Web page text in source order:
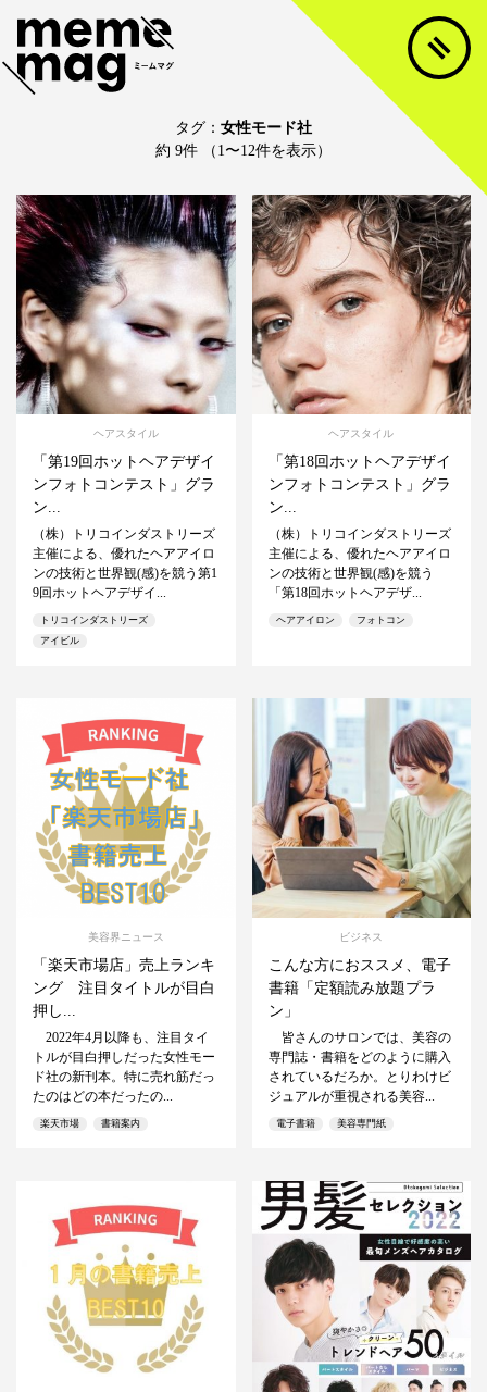
タグ： 女性モード社
約 9件 （1〜12件を表示）
ヘアスタイル
「第19回ホットヘアデザイ
ンフォトコンテスト」グラ
ン...
（株）トリコインダストリーズ
主催による、優れたヘアアイロ
ンの技術と世界観(感)を競う第1
9回ホットヘアデザイ...
トリコインダストリーズ
アイビル
ヘアスタイル
「第18回ホットヘアデザイ
ンフォトコンテスト」グラ
ン...
（株）トリコインダストリーズ
主催による、優れたヘアアイロ
ンの技術と世界観(感)を競う
「第18回ホットヘアデザ...
ヘアアイロン フォトコン
美容界ニュース
「楽天市場店」売上ランキ
ング 注目タイトルが目白
押し...
2022年4月以降も、注目タイ
トルが目白押しだった女性モー
ド社の新刊本。特に売れ筋だっ
たのはどの本だったの...
楽天市場 書籍案内
ビジネス
こんな方におススメ、電子
書籍「定額読み放題プラ
ン」
皆さんのサロンでは、美容の
専門誌・書籍をどのように購入
されているだろか。とりわけビ
ジュアルが重視される美容...
電子書籍 美容専門紙